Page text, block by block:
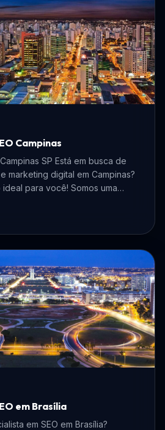
Campinas
SP Está em busca de
marketing digital em Campinas?
para você! Somos uma
em Brasília
em SEO em Brasília?